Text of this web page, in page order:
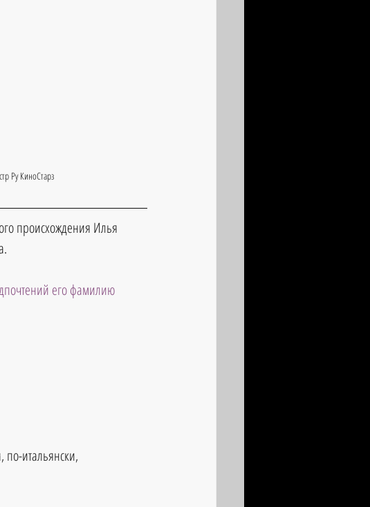
Ру КиноСтарз
происхождения Илья
его фамилию
по-итальянски,